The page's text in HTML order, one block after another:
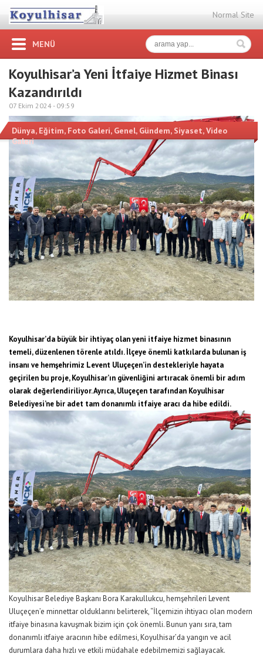
Normal Site
MENÜ
Koyulhisar’a Yeni İtfaiye Hizmet Binası
Kazandırıldı
07 Ekim 2024 - 09:59
Dünya, Eğitim, Foto Galeri, Genel, Gündem, Siyaset,Video
Galeri
Koyulhisar’da büyük bir ihtiyaç olan yeni itfaiye hizmet binasının
temeli, düzenlenen törenle atıldı. İlçeye önemli katkılarda bulunan iş
insanı ve hemşehrimiz Levent Uluçeçen’in destekleriyle hayata
geçirilen bu proje, Koyulhisar’ın güvenliğini artıracak önemli bir adım
olarak değerlendiriliyor. Ayrıca, Uluçeçen tarafından Koyulhisar
Belediyesi’ne bir adet tam donanımlı itfaiye aracı da hibe edildi.
Koyulhisar Belediye Başkanı Bora Karakullukcu, hemşehrileri Levent
Uluçeçen’e minnettar olduklarını belirterek, “İlçemizin ihtiyacı olan modern
itfaiye binasına kavuşmak bizim için çok önemli. Bunun yanı sıra, tam
donanımlı itfaiye aracının hibe edilmesi, Koyulhisar’da yangın ve acil
durumlara daha hızlı ve etkili müdahale edebilmemizi sağlayacak.